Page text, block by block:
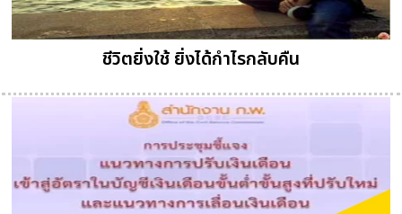
ชีวิตยิ่งใช้ ยิ่งได้กำไรกลับคืน